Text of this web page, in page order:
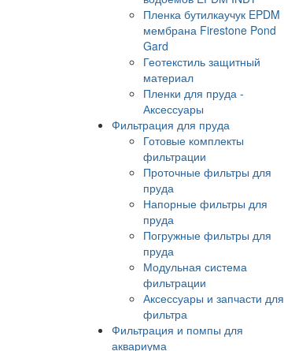
Пленка бутилкаучук EPDM
мембрана Firestone Pond
Gard
Геотекстиль защитный
материал
Пленки для пруда -
Аксессуары
Фильтрация для пруда
Готовые комплекты
фильтрации
Проточные фильтры для
пруда
Напорные фильтры для
пруда
Погружные фильтры для
пруда
Модульная система
фильтрации
Аксессуары и запчасти для
фильтра
Фильтрация и помпы для
аквариума